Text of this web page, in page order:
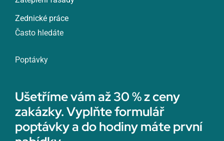
Zednické práce
Často hledáte
Poptávky
Ušetříme vám až 30 % z ceny
zakázky. Vyplňte formulář
poptávky a do hodiny máte první